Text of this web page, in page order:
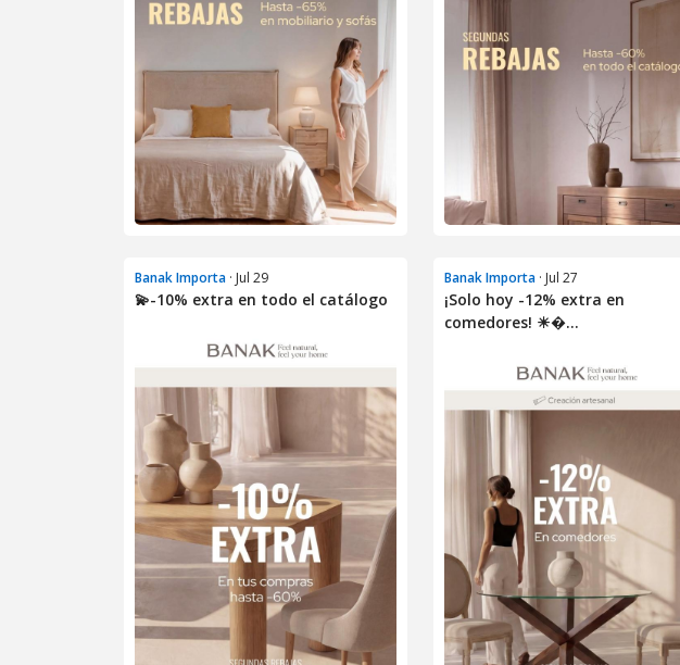
Banak Importa · Jul 29
💫-10% extra en todo el catálogo
Banak Importa · Jul 27
¡Solo hoy -12% extra en
comedores! ☀�...